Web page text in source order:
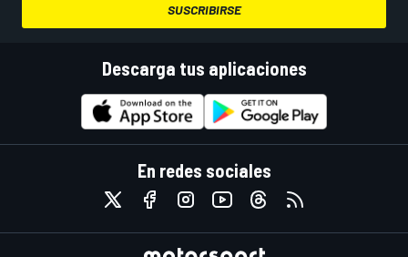
SUSCRIBIRSE
Descarga tus aplicaciones
En redes sociales